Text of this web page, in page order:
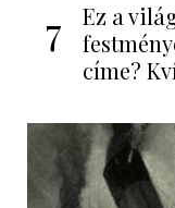
7
Ez a
címe?